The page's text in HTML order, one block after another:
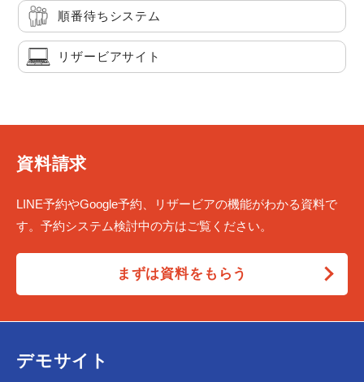
順番待ちシステム
リザービアサイト
資料請求
LINE予約やGoogle予約、リザービアの機能がわかる資料で
す。予約システム検討中の方はご覧ください。
まずは資料をもらう
デモサイト